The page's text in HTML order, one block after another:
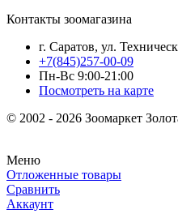
Контакты зоомагазина
г. Саратов, ул.
+7(845)257-00-09
Пн-Вс 9:00-21:00
Посмотреть на карте
© 2002 - 2026 Зоомаркет
Меню
Отложенные товары
Сравнить
Аккаунт